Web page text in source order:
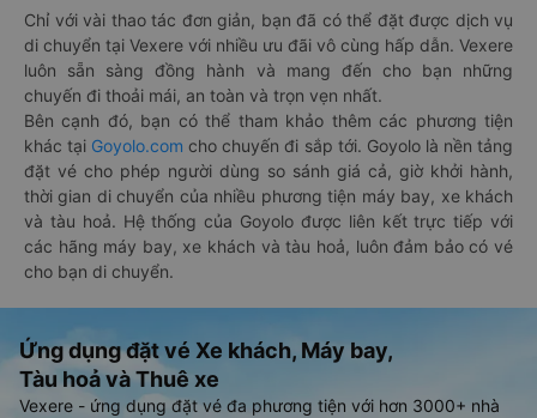
Chỉ với vài thao tác đơn giản, bạn đã có thể đặt được dịch vụ
di chuyển tại Vexere với nhiều ưu đãi vô cùng hấp dẫn. Vexere
luôn sẵn sàng đồng hành và mang đến cho bạn những
chuyến đi thoải mái, an toàn và trọn vẹn nhất.
Bên cạnh đó, bạn có thể tham khảo thêm các phương tiện
khác tại Goyolo.com cho chuyến đi sắp tới. Goyolo là nền tảng
đặt vé cho phép người dùng so sánh giá cả, giờ khởi hành,
thời gian di chuyển của nhiều phương tiện máy bay, xe khách
và tàu hoả. Hệ thống của Goyolo được liên kết trực tiếp với
các hãng máy bay, xe khách và tàu hoả, luôn đảm bảo có vé
cho bạn di chuyển.
Ứng dụng đặt vé Xe khách, Máy bay,
Tàu hoả và Thuê xe
Vexere - ứng dụng đặt vé đa phương tiện với hơn 3000+ nhà